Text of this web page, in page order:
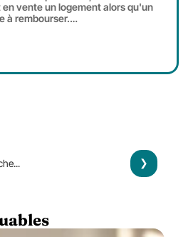
vente un logement alors qu'un
à rembourser.…